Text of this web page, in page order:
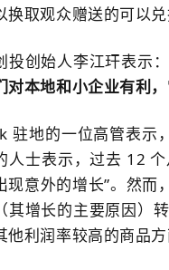
换取观众赠送的可以
投创始人李江玕表示：
对本地和小企业有利
驻地的一位高管表示
人士表示，过去 12
现意外的增长”。 然而
其增长的主要原因）
他利润率较高的商品